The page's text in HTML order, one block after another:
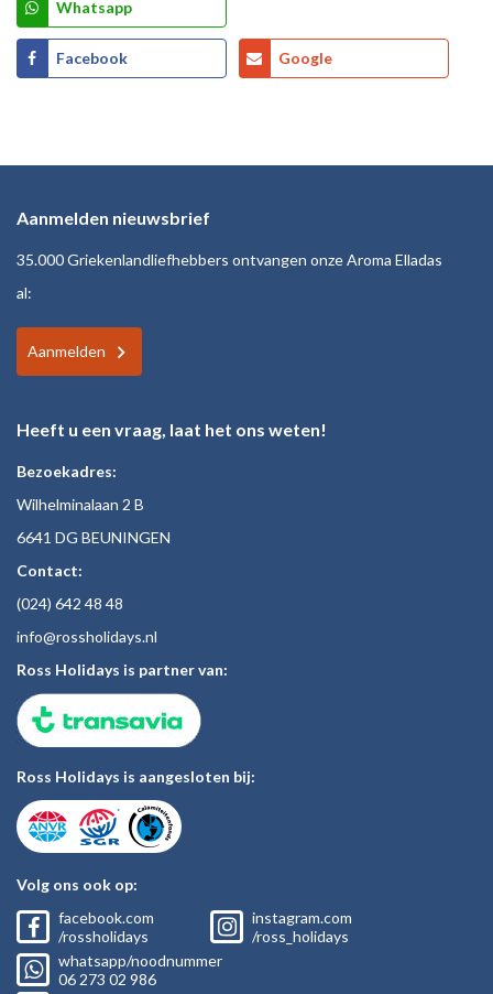
Whatsapp
Facebook Google
Aanmelden nieuwsbrief
35.000 Griekenlandliefhebbers ontvangen onze Aroma Elladas
al:
Aanmelden
Heeft u een vraag, laat het ons weten!
Bezoekadres:
Wilhelminalaan 2 B
6641 DG BEUNINGEN
Contact:
(024) 642 48 48
info@rossholidays.nl
Ross Holidays is partner van:
Ross Holidays is aangesloten bij:
Volg ons ook op:
facebook.com
/rossholidays
instagram.com
/ross_holidays
whatsapp/noodnummer
06 273 02 986